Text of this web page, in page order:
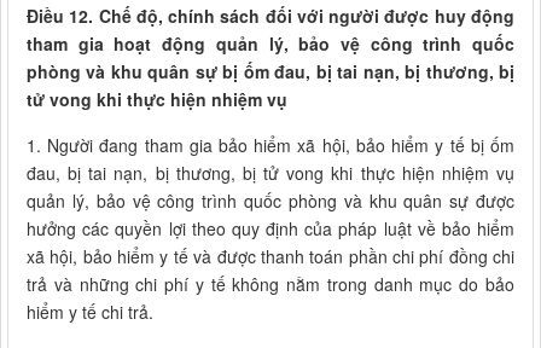
Điều 12. Chế độ, chính sách đối với người được huy động
tham gia hoạt động quản lý, bảo vệ công trình quốc
phòng và khu quân sự bị ốm đau, bị tai nạn, bị thương, bị
tử vong khi thực hiện nhiệm vụ
1. Người đang tham gia bảo hiểm xã hội, bảo hiểm y tế bị ốm
đau, bị tai nạn, bị thương, bị tử vong khi thực hiện nhiệm vụ
quản lý, bảo vệ công trình quốc phòng và khu quân sự được
hưởng các quyền lợi theo quy định của pháp luật về bảo hiểm
xã hội, bảo hiểm y tế và được thanh toán phần chi phí đồng chi
trả và những chi phí y tế không nằm trong danh mục do bảo
hiểm y tế chi trả.